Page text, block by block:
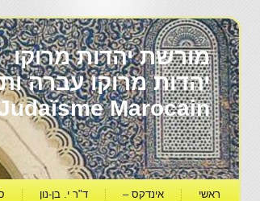
מורשת יהדות מרוקו
Marocain
ראשי אינדקס – ד"ר י. בן-נון